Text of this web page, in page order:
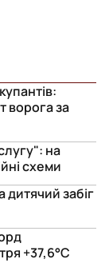
ворога за
на
схеми
дитячий забіг
+37,6°С